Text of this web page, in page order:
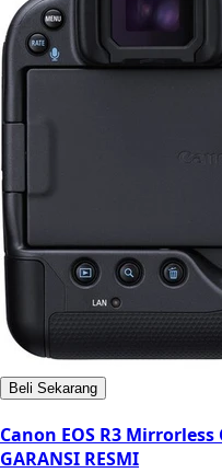
Beli Sekarang
Canon EOS R3 Mirrorless
GARANSI RESMI